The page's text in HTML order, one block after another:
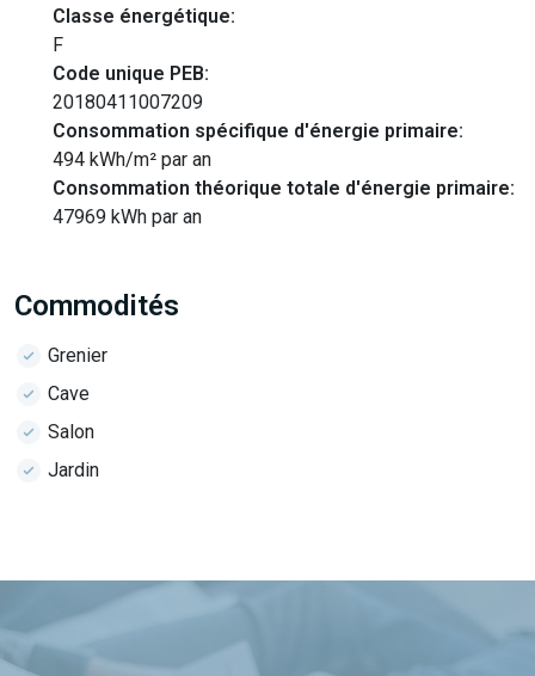
Classe énergétique:
F
Code unique PEB:
20180411007209
Consommation spécifique d'énergie primaire:
494 kWh/m² par an
Consommation théorique totale d'énergie primaire:
47969 kWh par an
Commodités
Grenier
Cave
Salon
Jardin